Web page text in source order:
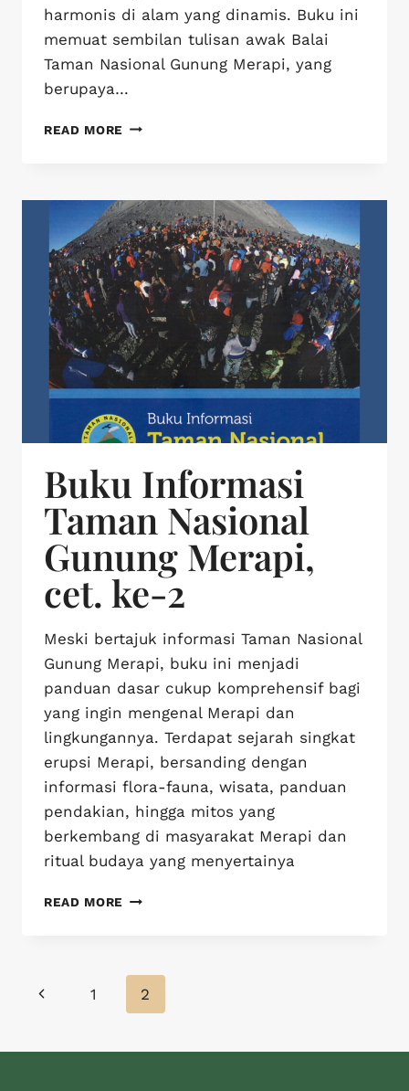
harmonis di alam yang dinamis. Buku ini
memuat sembilan tulisan awak Balai
Taman Nasional Gunung Merapi, yang
berupaya…
READ MORE
Buku Informasi
Taman Nasional
Gunung Merapi,
cet. ke-2
Meski bertajuk informasi Taman Nasional
Gunung Merapi, buku ini menjadi
panduan dasar cukup komprehensif bagi
yang ingin mengenal Merapi dan
lingkungannya. Terdapat sejarah singkat
erupsi Merapi, bersanding dengan
informasi flora-fauna, wisata, panduan
pendakian, hingga mitos yang
berkembang di masyarakat Merapi dan
ritual budaya yang menyertainya
READ MORE
1 2